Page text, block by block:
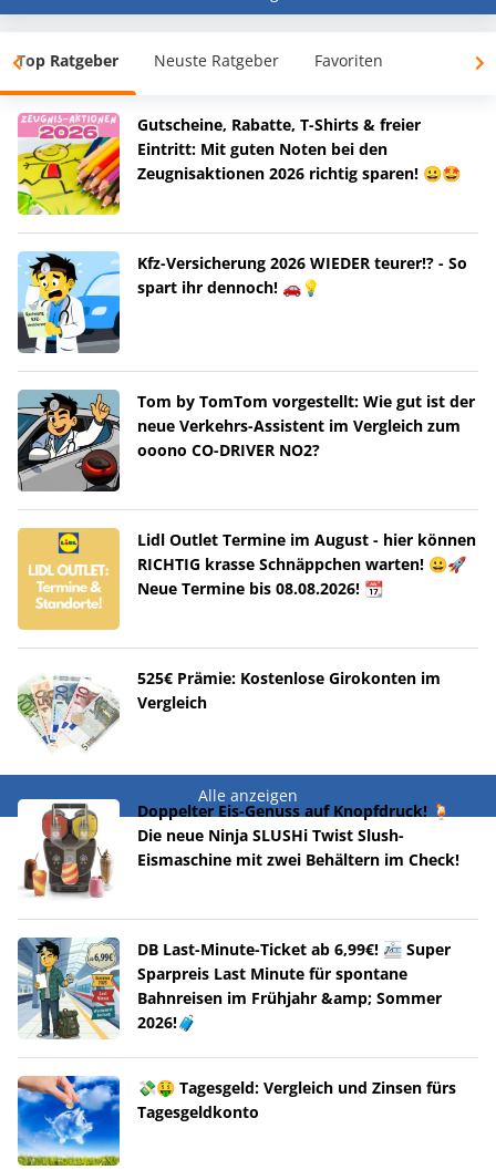
Top Ratgeber Neuste Ratgeber Favoriten
Gutscheine, Rabatte, T-Shirts & freier
Eintritt: Mit guten Noten bei den
Zeugnisaktionen 2026 richtig sparen! 😀🤩
Kfz-Versicherung 2026 WIEDER teurer!? - So
spart ihr dennoch! 🚗💡
Tom by TomTom vorgestellt: Wie gut ist der
neue Verkehrs-Assistent im Vergleich zum
ooono CO-DRIVER NO2?
Lidl Outlet Termine im August - hier können
RICHTIG krasse Schnäppchen warten! 😀🚀
Neue Termine bis 08.08.2026! 📆
525€ Prämie: Kostenlose Girokonten im
Vergleich
Alle anzeigen
Doppelter Eis-Genuss auf Knopfdruck! 🍹
Die neue Ninja SLUSHi Twist Slush-
Eismaschine mit zwei Behältern im Check!
DB Last-Minute-Ticket ab 6,99€! 🚈 Super
Sparpreis Last Minute für spontane
Bahnreisen im Frühjahr &amp; Sommer
2026!🧳
💸🤑 Tagesgeld: Vergleich und Zinsen fürs
Tagesgeldkonto